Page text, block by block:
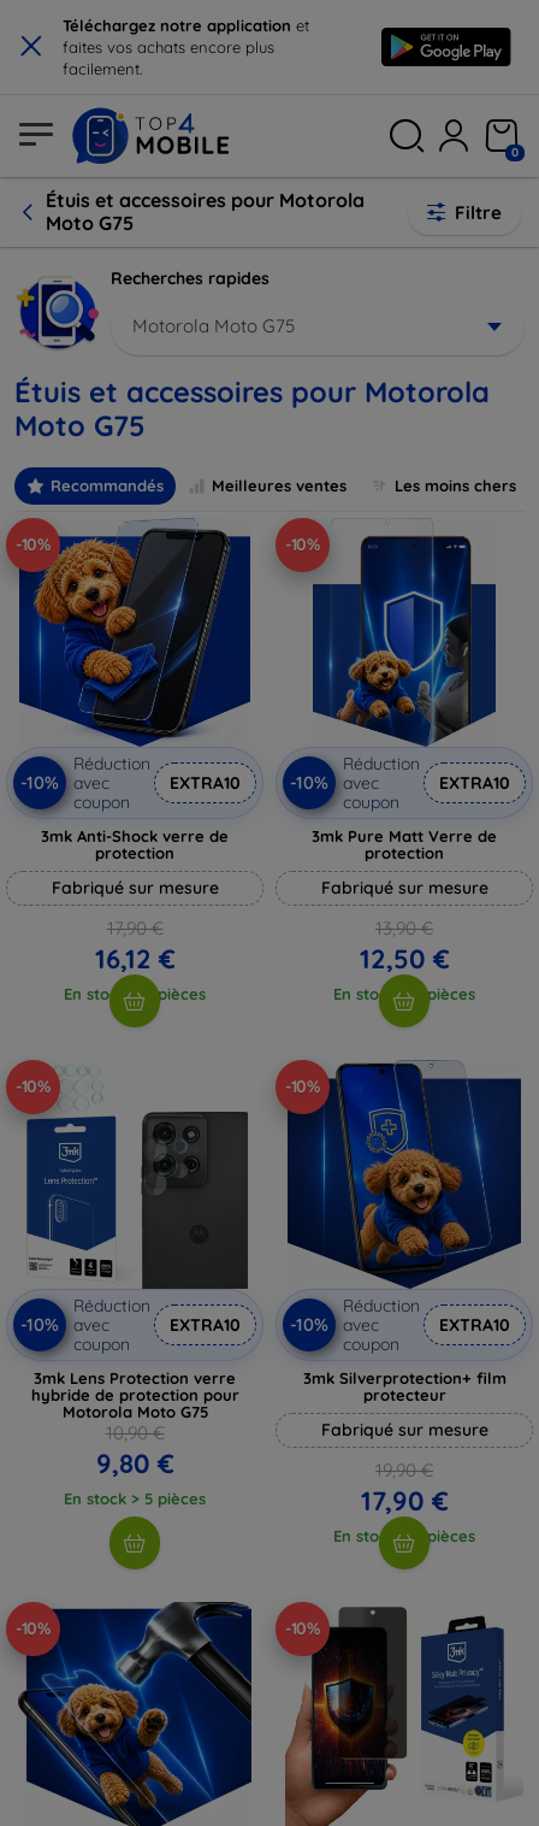
× Téléchargez notre application et
faites vos achats encore plus
facilement.
0
Étuis et accessoires pour Motorola
Moto G75
Filtre
Recherches rapides
Motorola Moto G75
Étuis et accessoires pour Motorola
Moto G75
Recommandés Meilleures ventes Les moins chers
-10%
-10%
Réduction
avec
coupon
EXTRA10
3mk Anti-Shock verre de
protection
Fabriqué sur mesure
17,90 €
16,12 €
En stock > 5 pièces
-10%
-10%
Réduction
avec
coupon
EXTRA10
3mk Pure Matt Verre de
protection
Fabriqué sur mesure
13,90 €
12,50 €
En stock > 5 pièces
-10%
-10%
Réduction
avec
coupon
EXTRA10
3mk Lens Protection verre
hybride de protection pour
Motorola Moto G75
10,90 €
9,80 €
En stock > 5 pièces
-10%
-10%
Réduction
avec
coupon
EXTRA10
3mk Silverprotection+ film
protecteur
Fabriqué sur mesure
19,90 €
17,90 €
En stock > 5 pièces
-10% -10%